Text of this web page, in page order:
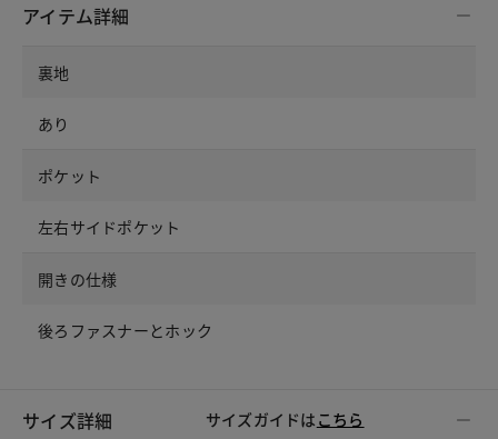
アイテム詳細
裏地
あり
ポケット
左右サイドポケット
開きの仕様
後ろファスナーとホック
サイズ詳細 サイズガイドは こちら